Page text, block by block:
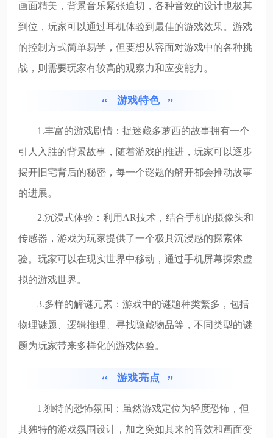
画面精美，背景音乐紧张迫切，各种音效的设计也极其
到位，玩家可以通过耳机体验到最佳的游戏效果。游戏
的控制方式简单易学，但要想从容面对游戏中的各种挑
战，则需要玩家有较高的观察力和应变能力。
游戏特色
1.丰富的游戏剧情：捉迷藏多萝西的故事拥有一个
引人入胜的背景故事，随着游戏的推进，玩家可以逐步
揭开旧宅背后的秘密，每一个谜题的解开都会推动故事
的进展。
2.沉浸式体验：利用AR技术，结合手机的摄像头和
传感器，游戏为玩家提供了一个极具沉浸感的探索体
验。玩家可以在现实世界中移动，通过手机屏幕探索虚
拟的游戏世界。
3.多样的解谜元素：游戏中的谜题种类繁多，包括
物理谜题、逻辑推理、寻找隐藏物品等，不同类型的谜
题为玩家带来多样化的游戏体验。
游戏亮点
1.独特的恐怖氛围：虽然游戏定位为轻度恐怖，但
其独特的游戏氛围设计，加之突如其来的音效和画面变